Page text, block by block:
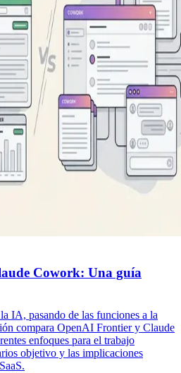
Cowork: Una guía
IA, pasando de las funciones a la
compara OpenAI Frontier y Claude
enfoques para el trabajo
objetivo y las implicaciones